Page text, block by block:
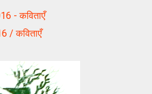
- कविताएँ
/ कविताएँ